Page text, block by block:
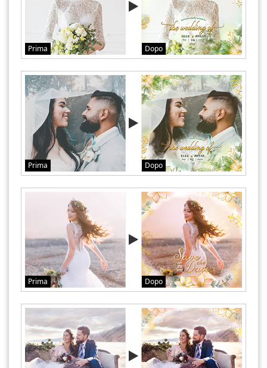
Prima Dopo
Prima Dopo
Prima Dopo